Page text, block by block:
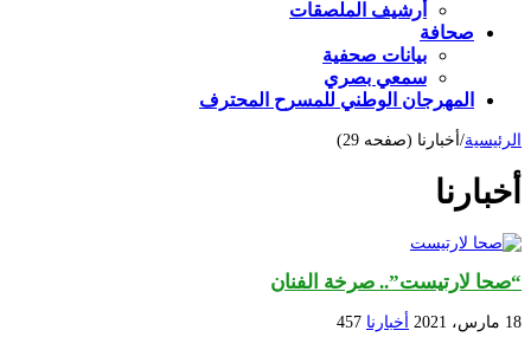
أرشيف الملصقات
صحافة
بيانات صحفية
سمعي بصري
المهرجان الوطني للمسرح المحترف
الرئيسية/ أخبارنا (صفحه 29)
أخبارنا
“صحا لارتيست”.. صرخة الفنان
18 مارس، 2021 أخبارنا 457